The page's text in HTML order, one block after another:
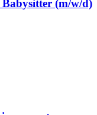
Babysitter (m/w/d)